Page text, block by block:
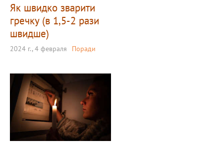
Як швидко зварити
гречку (в 1,5-2 рази
швидше)
2024 г., 4 февраля Поради